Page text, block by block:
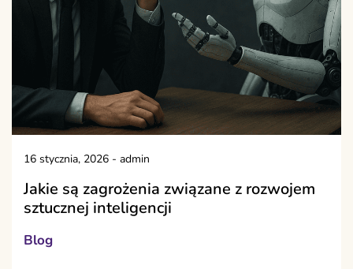
16 stycznia, 2026 - admin
Jakie są zagrożenia związane z rozwojem
sztucznej inteligencji
Blog